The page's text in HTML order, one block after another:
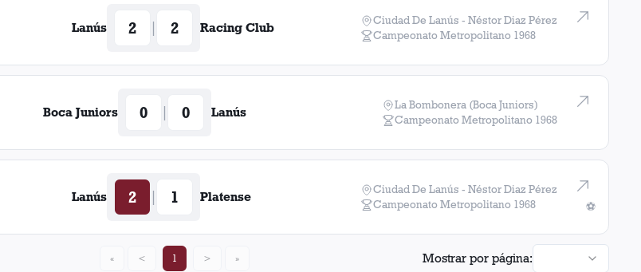
Lanús 2 2 Racing Club
Ciudad De Lanús - Néstor Diaz Pérez
Campeonato Metropolitano 1968
Boca Juniors 0 0 Lanús
La Bombonera (Boca Juniors)
Campeonato Metropolitano 1968
⚽
Lanús 2 1 Platense
Ciudad De Lanús - Néstor Diaz Pérez
Campeonato Metropolitano 1968
« < 1 > » Mostrar por página: